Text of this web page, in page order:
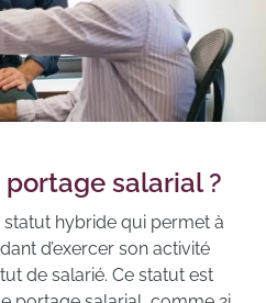
salarial ?
hybride qui permet à
d’exercer son activité
de salarié. Ce statut est